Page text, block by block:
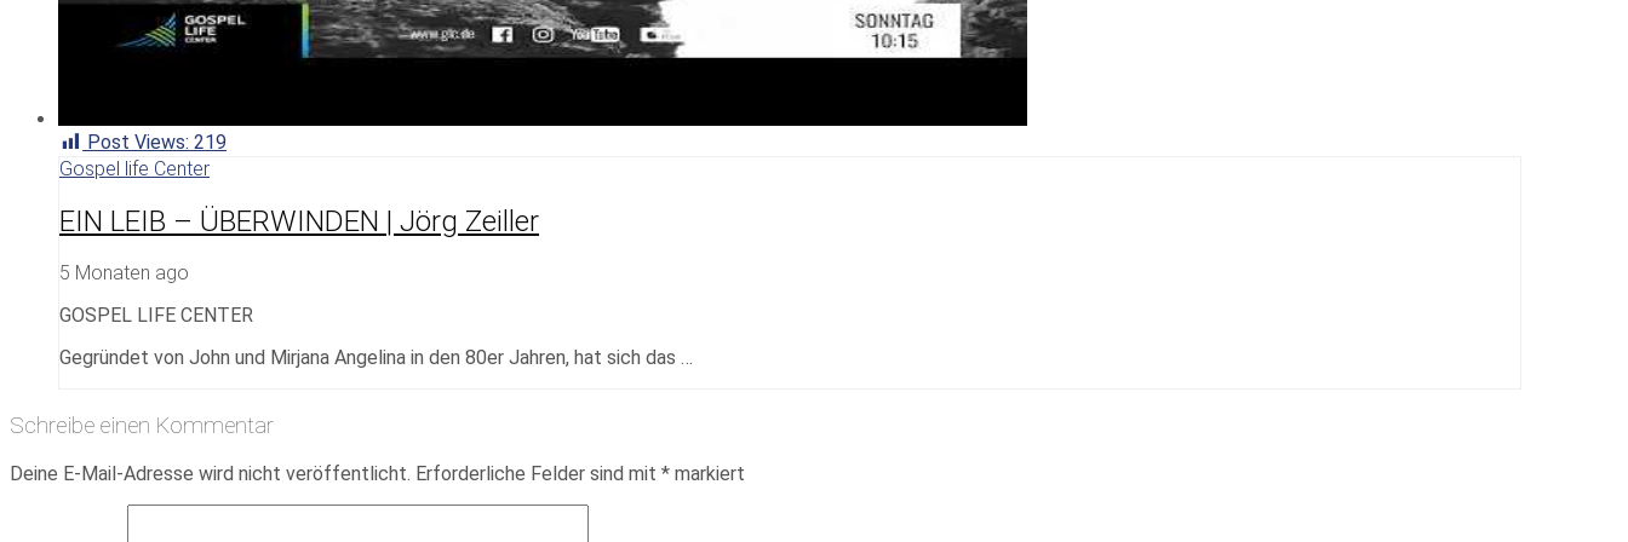
Post Views: 219
Gospel life Center
EIN LEIB – ÜBERWINDEN | Jörg Zeiller
5 Monaten ago
GOSPEL LIFE CENTER
Gegründet von John und Mirjana Angelina in den 80er Jahren, hat sich das …
Schreibe einen Kommentar
Deine E-Mail-Adresse wird nicht veröffentlicht. Erforderliche Felder sind mit * markiert